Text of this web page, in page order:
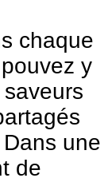
chaque
y
une
de